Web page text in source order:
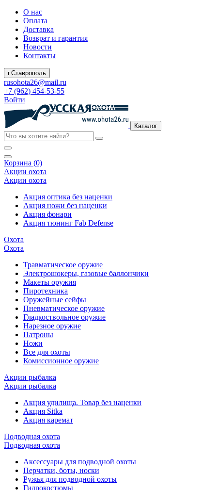
О нас
Оплата
Доставка
Возврат и гарантия
Новости
Контакты
г.Ставрополь
rusohota26@mail.ru
+7 (962) 454-53-55
Войти
Каталог
Корзина (0)
Акции охота
Акции охота
Акция оптика без наценки
Акция ножи без наценки
Акция фонари
Акция тюнинг Fab Defense
Охота
Охота
Травматическое оружие
Электрошокеры, газовые баллончики
Макеты оружия
Пиротехника
Оружейные сейфы
Пневматическое оружие
Гладкоствольное оружие
Нарезное оружие
Патроны
Ножи
Все для охоты
Комиссионное оружие
Акции рыбалка
Акции рыбалка
Акция удилища. Товар без наценки
Акция Sitka
Акция каремат
Подводная охота
Подводная охота
Аксессуары для подводной охоты
Перчатки, боты, носки
Ружья для подводной охоты
Гидрокостюмы